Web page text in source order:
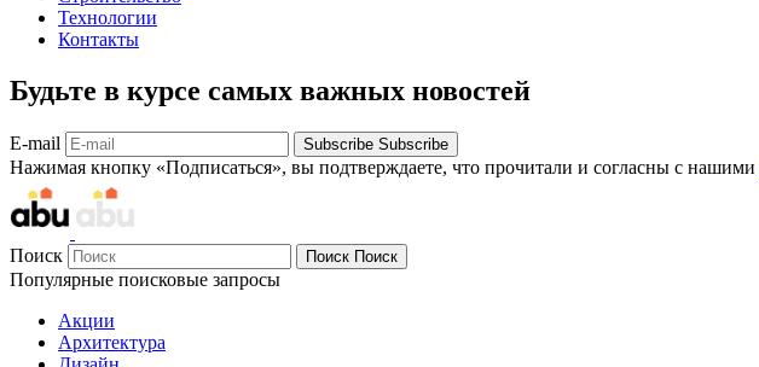
Технологии
Контакты
Будьте в курсе самых важных новостей
E-mail Subscribe Subscribe
Нажимая кнопку «Подписаться», вы подтверждаете, что прочитали и согласны с нашими
Поиск Поиск Поиск
Популярные поисковые запросы
Акции
Архитектура